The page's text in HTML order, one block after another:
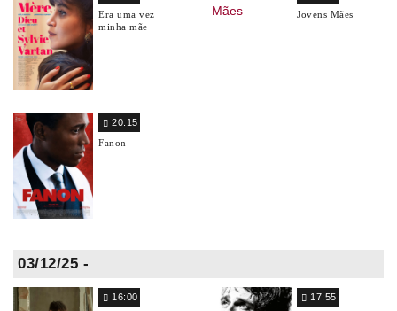
Era uma vez
minha mãe
Jovens Mães
20:15
Fanon
03/12/25 -
16:00
17:55